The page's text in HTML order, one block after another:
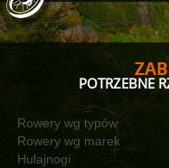
POTRZEBNE
Rowery wg typów
Rowery wg marek
Hulajnogi